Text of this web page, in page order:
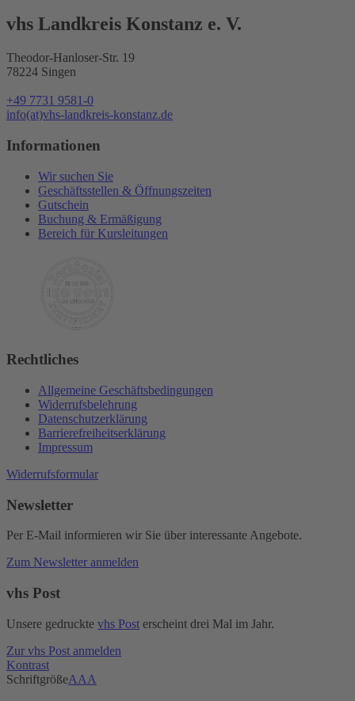
vhs Landkreis Konstanz e. V.
Theodor-Hanloser-Str. 19
78224 Singen
+49 7731 9581-0
info(at)vhs-landkreis-konstanz.de
Informationen
Wir suchen Sie
Geschäftsstellen & Öffnungszeiten
Gutschein
Buchung & Ermäßigung
Bereich für Kursleitungen
Rechtliches
Allgemeine Geschäftsbedingungen
Widerrufsbelehrung
Datenschutzerklärung
Barrierefreiheitserklärung
Impressum
Widerrufsformular
Newsletter
Per E-Mail informieren wir Sie über interessante Angebote.
Zum Newsletter anmelden
vhs Post
Unsere gedruckte vhs Post erscheint drei Mal im Jahr.
Zur vhs Post anmelden
Kontrast
SchriftgrößeAAA